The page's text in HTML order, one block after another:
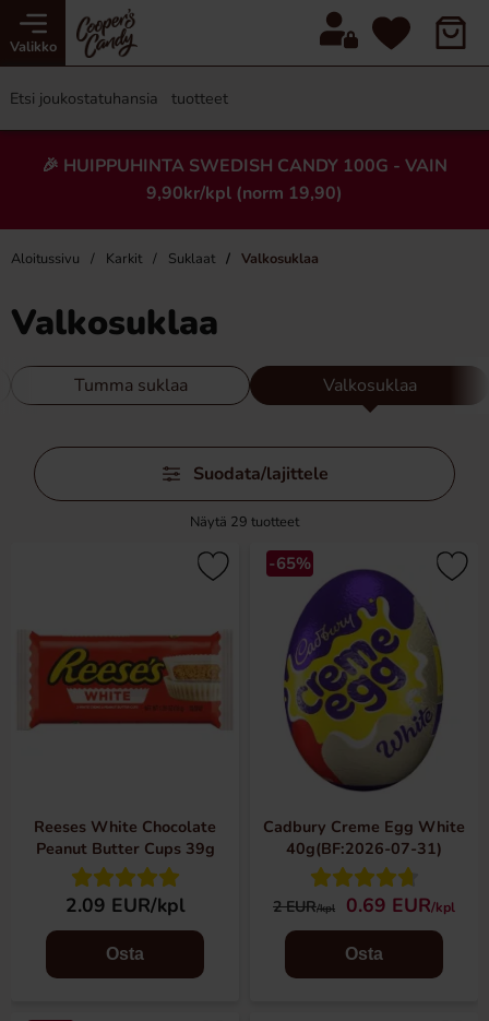
Valikko
🎉 HUIPPUHINTA SWEDISH CANDY 100G - VAIN
9,90kr/kpl (norm 19,90)
Aloitussivu Karkit Suklaat Valkosuklaa
Valkosuklaa
Tumma suklaa Valkosuklaa
Ohita
suodattimet
Suodata/lajittele
Näytä 29 tuotteet
Reeses White Chocolate
Peanut Butter Cups 39g
2.09 EUR/kpl
Osta
-65%
Cadbury Creme Egg White
40g(BF:2026-07-31)
2 EUR/kpl 0.69 EUR/kpl
Osta